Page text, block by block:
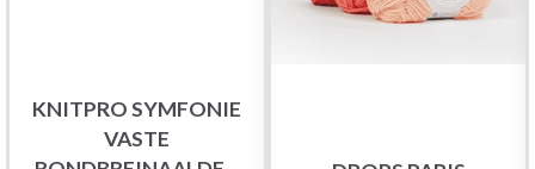
KNITPRO SYMFONIE
VASTE